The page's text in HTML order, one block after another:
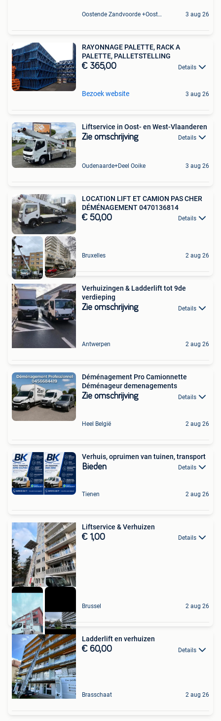
Oostende Zandvoorde +Oostende 3 aug 26
RAYONNAGE PALETTE, RACK A
PALETTE, PALLETSTELLING
€ 365,00 Details
Bezoek website 3 aug 26
Liftservice in Oost- en West-Vlaanderen
Zie omschrijving Details
Oudenaarde+Deel Ooike 3 aug 26
LOCATION LIFT ET CAMION PAS CHER
DÉMÉNAGEMENT 0470136814
€ 50,00 Details
Bruxelles 2 aug 26
Verhuizingen & Ladderlift tot 9de
verdieping
Zie omschrijving Details
Antwerpen 2 aug 26
Déménagement Pro Camionnette
Déménageur demenagements
Zie omschrijving Details
Heel België 2 aug 26
Verhuis, opruimen van tuinen, transport
Bieden Details
Tienen 2 aug 26
Liftservice & Verhuizen
€ 1,00 Details
Brussel 2 aug 26
Ladderlift en verhuizen
€ 60,00 Details
Brasschaat 2 aug 26